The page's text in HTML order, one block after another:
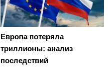
Европа потеряла
триллионы: анализ
последствий